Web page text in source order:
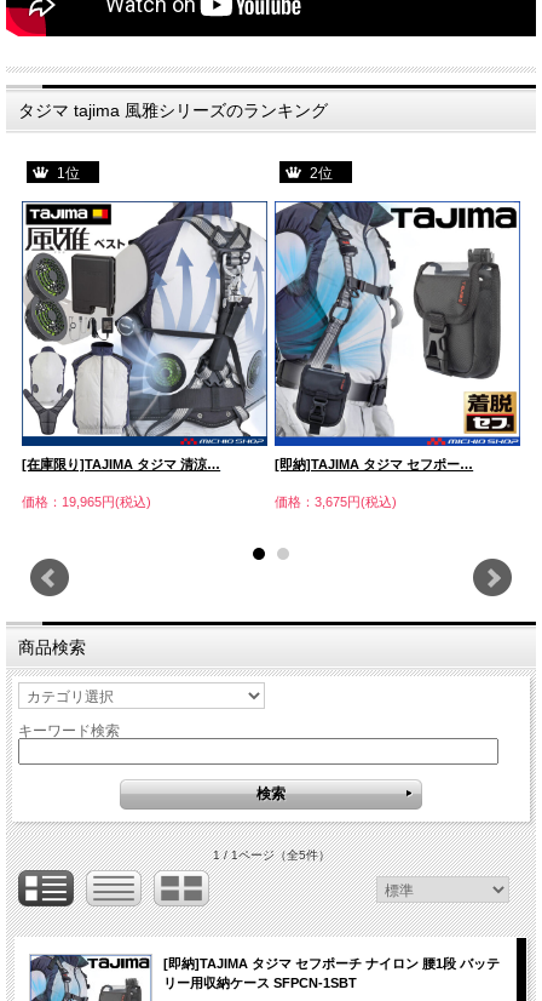
タジマ tajima 風雅シリーズのランキング
1位
[在庫限り]TAJIMA タジマ 清涼…
価格：19,965円(税込)
2位
[即納]TAJIMA タジマ セフポー…
価格：3,675円(税込)
商品検索
キーワード検索
1 / 1ページ（全5件）
[即納]TAJIMA タジマ セフポーチ ナイロン 腰1段 バッテ
リー用収納ケース SFPCN-1SBT